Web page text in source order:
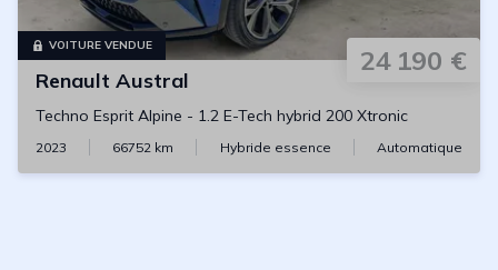
VOITURE VENDUE 24 190 €
Renault Austral
Techno Esprit Alpine - 1.2 E-Tech hybrid 200 Xtronic
2023 66752 km Hybride essence Automatique